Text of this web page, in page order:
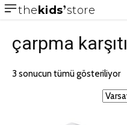
thekids store
çarpma karşıtı
3 sonucun tümü gösteriliyor